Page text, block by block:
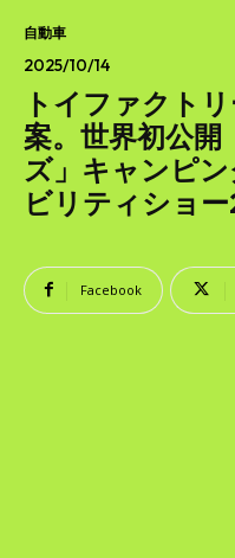
SEARCH...